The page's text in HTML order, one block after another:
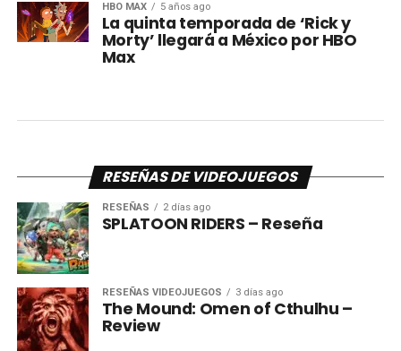
HBO MAX 5 años ago
La quinta temporada de ‘Rick y
Morty’ llegará a México por HBO
Max
RESEÑAS DE VIDEOJUEGOS
RESEÑAS 2 días ago
SPLATOON RIDERS – Reseña
RESEÑAS VIDEOJUEGOS 3 días ago
The Mound: Omen of Cthulhu –
Review